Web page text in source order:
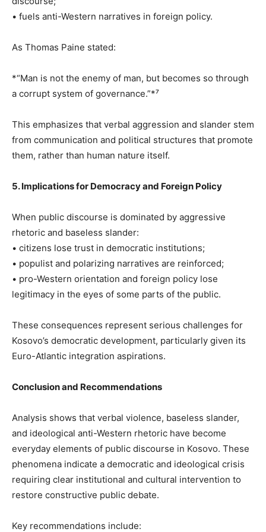
• fuels anti-Western narratives in foreign policy.
As Thomas Paine stated:
*“Man is not the enemy of man, but becomes so through
a corrupt system of governance.”*⁷
This emphasizes that verbal aggression and slander stem
from communication and political structures that promote
them, rather than human nature itself.
5. Implications for Democracy and Foreign Policy
When public discourse is dominated by aggressive
rhetoric and baseless slander:
• citizens lose trust in democratic institutions;
• populist and polarizing narratives are reinforced;
• pro-Western orientation and foreign policy lose
legitimacy in the eyes of some parts of the public.
These consequences represent serious challenges for
Kosovo’s democratic development, particularly given its
Euro-Atlantic integration aspirations.
Conclusion and Recommendations
Analysis shows that verbal violence, baseless slander,
and ideological anti-Western rhetoric have become
everyday elements of public discourse in Kosovo. These
phenomena indicate a democratic and ideological crisis
requiring clear institutional and cultural intervention to
restore constructive public debate.
Key recommendations include: